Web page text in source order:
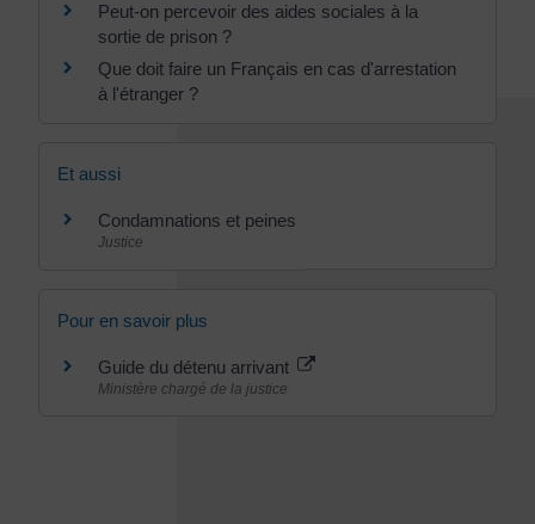
Peut-on percevoir des aides sociales à la
sortie de prison ?
Que doit faire un Français en cas d'arrestation
à l'étranger ?
Et aussi
Condamnations et peines
Justice
Pour en savoir plus
Guide du détenu arrivant
Ministère chargé de la justice